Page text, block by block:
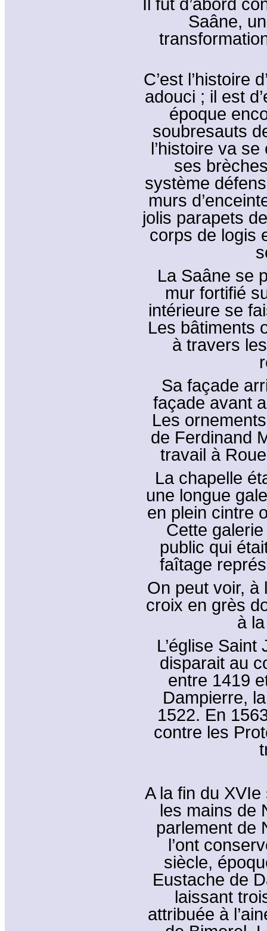
Saâne,
C’est l’histoire
adouci ; il est
époque
soubresauts
l’histoire va
ses
système
murs
jolis parapets
corps de logis
La Saâne se
mur fortifié
intérieure se
Les bâtiments
à travers
Sa façade
façade avant
Les
de Ferdinand
travail à
La chapelle
une longue
en plein cintre
Cette
public qui
faîtage
On peut voir, à
croix en grès
à
L’église
disparait au
entre 1419
Dampierre,
1522. En
contre les
A la fin du
les mains de
parlement de
l’ont
siècle,
Eustache de
laissant
attribuée à